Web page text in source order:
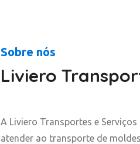
Sobre nós
Liviero
A Liviero Transportes e
atender ao transporte de